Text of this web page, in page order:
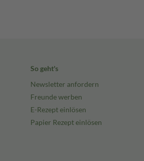
So geht's
Newsletter anfordern
Freunde werben
E-Rezept einlösen
Papier Rezept einlösen